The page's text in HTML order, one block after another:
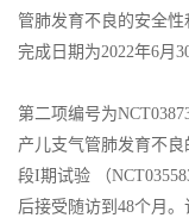
管肺发育不良的安全
完成日期为2022年6月
第二项编号为
产儿支气管肺发育不
段I期试验 （
后接受随访到48个月